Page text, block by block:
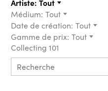
Artiste: Tout
Médium: Tout
Date de création: Tout
Gamme de prix: Tout
Collecting 101